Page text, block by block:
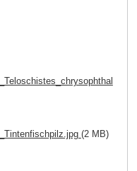
(2 MB)